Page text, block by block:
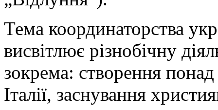
Тема координаторства
висвітлює різнобічну
зокрема: створення
Італії, заснування